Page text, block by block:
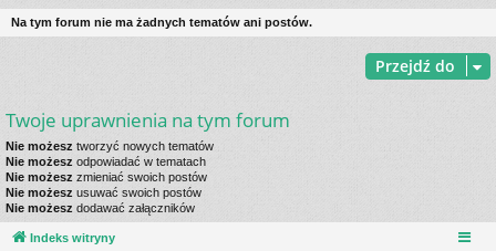
S ę
Na tym forum nie ma żadnych tematów ani postów.
Przejdź do
Twoje uprawnienia na tym forum
Nie możesz tworzyć nowych tematów
Nie możesz odpowiadać w tematach
Nie możesz zmieniać swoich postów
Nie możesz usuwać swoich postów
Nie możesz dodawać załączników
Indeks witryny